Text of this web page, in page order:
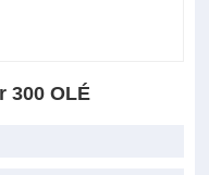
300 OLÉ